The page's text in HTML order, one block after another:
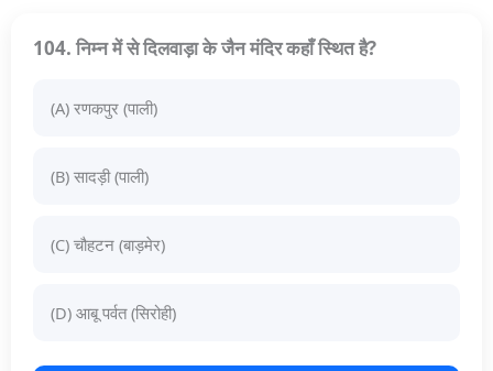
104. निम्न में से दिलवाड़ा के जैन मंदिर कहाँ स्थित है?
(A) रणकपुर (पाली)
(B) सादड़ी (पाली)
(C) चौहटन (बाड़मेर)
(D) आबू पर्वत (सिरोही)